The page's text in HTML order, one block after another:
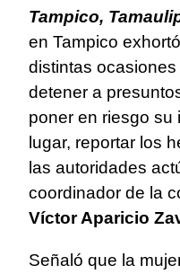
Tampico,
en Tampico
distintas
detener a
poner en riesgo su
lugar, reportar los
las autoridades
coordinador de la
Víctor Aparicio
Señaló que la